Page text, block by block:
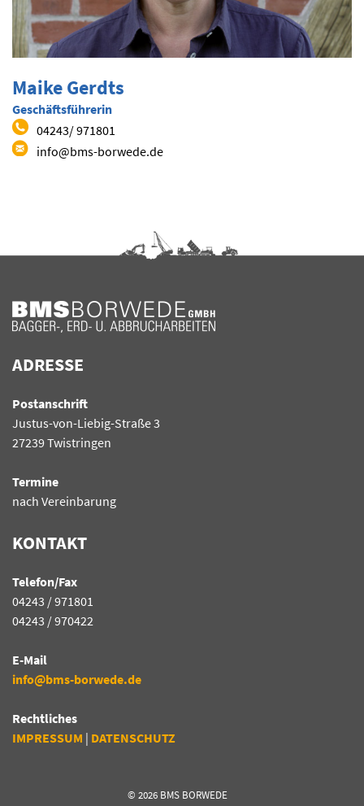
Maike Gerdts
Geschäftsführerin
04243/ 971801
info@bms-borwede.de
ADRESSE
Postanschrift
Justus-von-Liebig-Straße 3
27239 Twistringen
Termine
nach Vereinbarung
KONTAKT
Telefon/Fax
04243 / 971801
04243 / 970422
E-Mail
info@bms-borwede.de
Rechtliches
IMPRESSUM | DATENSCHUTZ
© 2026 BMS BORWEDE